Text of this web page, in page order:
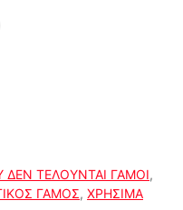
ΤΕΛΟΥΝΤΑΙ ΓΑΜΟΙ,
ΓΑΜΟΣ, ΧΡΗΣΙΜΑ